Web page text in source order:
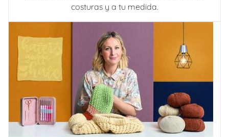
costuras y a tu medida.